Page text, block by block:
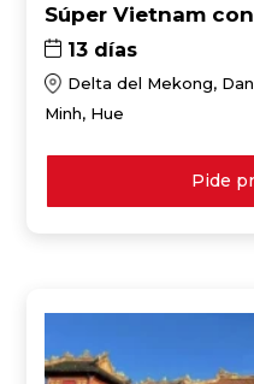
Súper Vietnam
13 días
Delta del Mekong,
Minh, Hue
Pide